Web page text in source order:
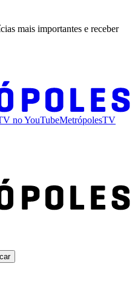
mais importantes e receber
noYouTubeMetrópolesTV